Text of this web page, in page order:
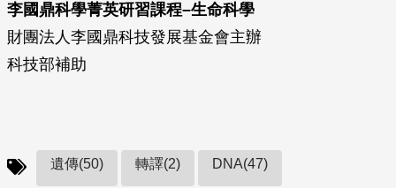
李國鼎科學菁英研習課程–生命科學
財團法人李國鼎科技發展基金會主辦
科技部補助
遺傳(50) 轉譯(2) DNA(47)